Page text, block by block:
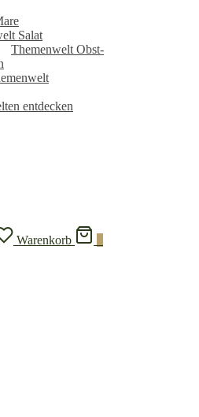
Salat
Themenwelt Obst-
entdecken
Warenkorb